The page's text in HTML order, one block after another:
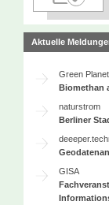
Aktuelle
Green
Biomethan
naturstrom
Berliner
GISA